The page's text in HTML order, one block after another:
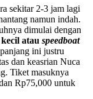
sekitar 2-3 jam lagi
namun indah.
dimulai dengan
atau speedboat
ini justru
dan keasrian Nuca
Tiket masuknya
Rp75,000 untuk